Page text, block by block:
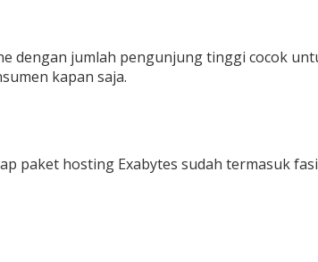
dengan jumlah pengunjung tinggi cocok
kapan saja.
paket hosting Exabytes sudah termasuk